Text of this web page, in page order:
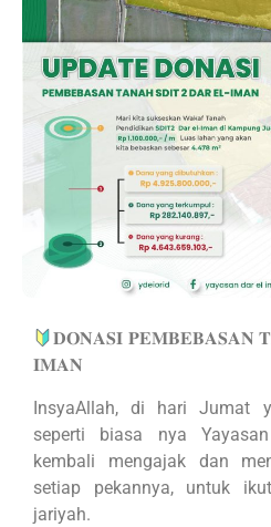
𝐃𝐎𝐍𝐀𝐒𝐈 𝐏𝐄𝐌𝐁𝐄𝐁𝐀𝐒𝐀𝐍
𝐈𝐌𝐀𝐍
InsyaAllah, di hari Jumat
seperti biasa nya
kembali mengajak dan
setiap pekannya, untuk
jariyah.